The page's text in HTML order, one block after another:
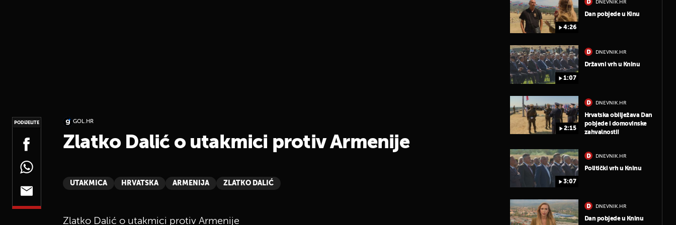
PODIJELITE GOL.HR
Zlatko Dalić o utakmici protiv Armenije
UTAKMICA HRVATSKA ARMENIJA ZLATKO DALIĆ
Zlatko Dalić o utakmici protiv Armenije
4:26
DNEVNIK.HR
Dan pobjede u Kinu
1:07
DNEVNIK.HR
Državni vrh u Kninu
2:15
DNEVNIK.HR
Hrvatska obilježava Dan
pobjede i domovinske
zahvalnosti!
3:07
DNEVNIK.HR
Politički vrh u Kninu
DNEVNIK.HR
Dan pobjede u Kninu